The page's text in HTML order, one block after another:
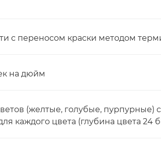
с переносом краски методом
на дюйм
(желтые, голубые,
каждого цвета (глубина цвета 24